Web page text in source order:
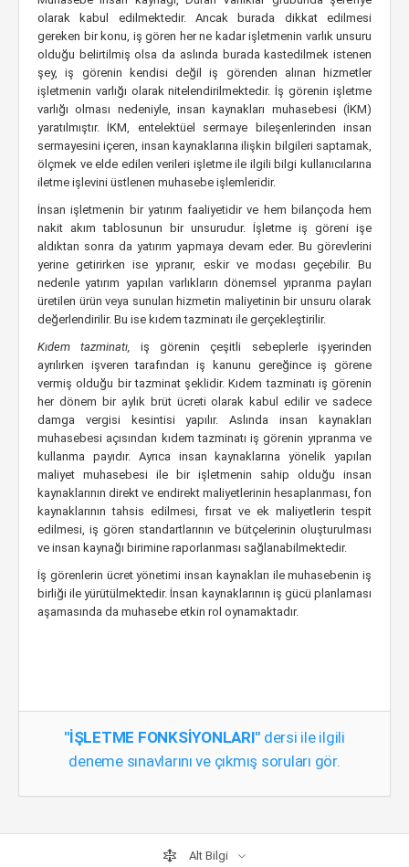
olarak kabul edilmektedir. Ancak burada dikkat edilmesi
gereken bir konu, iş gören her ne kadar işletmenin varlık unsuru
olduğu belirtilmiş olsa da aslında burada kastedilmek istenen
şey, iş görenin kendisi değil iş görenden alınan hizmetler
işletmenin varlığı olarak nitelendirilmektedir. İş görenin işletme
varlığı olması nedeniyle, insan kaynakları muhasebesi (İKM)
yaratılmıştır. İKM, entelektüel sermaye bileşenlerinden insan
sermayesini içeren, insan kaynaklarına ilişkin bilgileri saptamak,
ölçmek ve elde edilen verileri işletme ile ilgili bilgi kullanıcılarına
iletme işlevini üstlenen muhasebe işlemleridir.
İnsan işletmenin bir yatırım faaliyetidir ve hem bilançoda hem
nakit akım tablosunun bir unsurudur. İşletme iş göreni işe
aldıktan sonra da yatırım yapmaya devam eder. Bu görevlerini
yerine getirirken ise yıpranır, eskir ve modası geçebilir. Bu
nedenle yatırım yapılan varlıkların dönemsel yıpranma payları
üretilen ürün veya sunulan hizmetin maliyetinin bir unsuru olarak
değerlendirilir. Bu ise kıdem tazminatı ile gerçekleştirilir.
Kıdem tazminatı, iş görenin çeşitli sebeplerle işyerinden
ayrılırken işveren tarafından iş kanunu gereğince iş görene
vermiş olduğu bir tazminat şeklidir. Kıdem tazminatı iş görenin
her dönem bir aylık brüt ücreti olarak kabul edilir ve sadece
damga vergisi kesintisi yapılır. Aslında insan kaynakları
muhasebesi açısından kıdem tazminatı iş görenin yıpranma ve
kullanma payıdır. Ayrıca insan kaynaklarına yönelik yapılan
maliyet muhasebesi ile bir işletmenin sahip olduğu insan
kaynaklarının direkt ve endirekt maliyetlerinin hesaplanması, fon
kaynaklarının tahsis edilmesi, fırsat ve ek maliyetlerin tespit
edilmesi, iş gören standartlarının ve bütçelerinin oluşturulması
ve insan kaynağı birimine raporlanması sağlanabilmektedir.
İş görenlerin ücret yönetimi insan kaynakları ile muhasebenin iş
birliği ile yürütülmektedir. İnsan kaynaklarının iş gücü planlaması
aşamasında da muhasebe etkin rol oynamaktadır.
"İŞLETME FONKSİYONLARI" dersi ile ilgili
deneme sınavlarını ve çıkmış soruları gör.
Alt Bilgi